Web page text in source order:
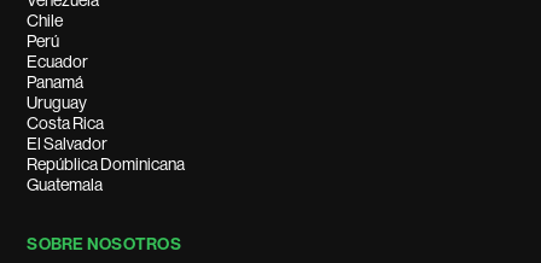
Chile
Perú
Ecuador
Panamá
Uruguay
Costa Rica
El Salvador
República Dominicana
Guatemala
SOBRE NOSOTROS